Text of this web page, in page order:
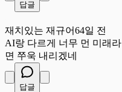
답글
재치있는 재규어64일 전
AI랑 다르게 너무 먼 미래
면 쭈욱 내리겠네
답글